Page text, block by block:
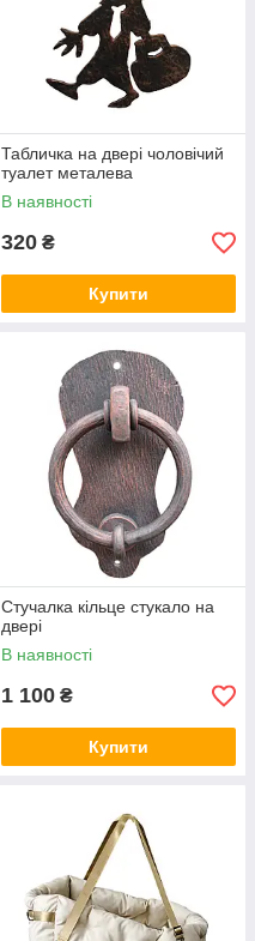
Табличка на двері чоловічий
туалет металева
В наявності
320 ₴
Купити
Стучалка кільце стукало на
двері
В наявності
1 100 ₴
Купити